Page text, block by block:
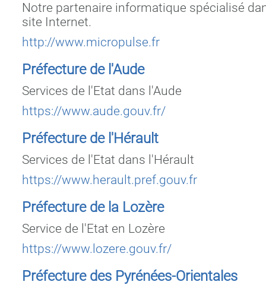
Notre partenaire informatique spécialisé
site Internet.
http://www.micropulse.fr
Préfecture de l'Aude
Services de l'Etat dans l'Aude
https://www.aude.gouv.fr/
Préfecture de l'Hérault
Services de l'Etat dans l'Hérault
https://www.herault.pref.gouv.fr
Préfecture de la Lozère
Service de l'Etat en Lozère
https://www.lozere.gouv.fr/
Préfecture des Pyrénées-Orientales